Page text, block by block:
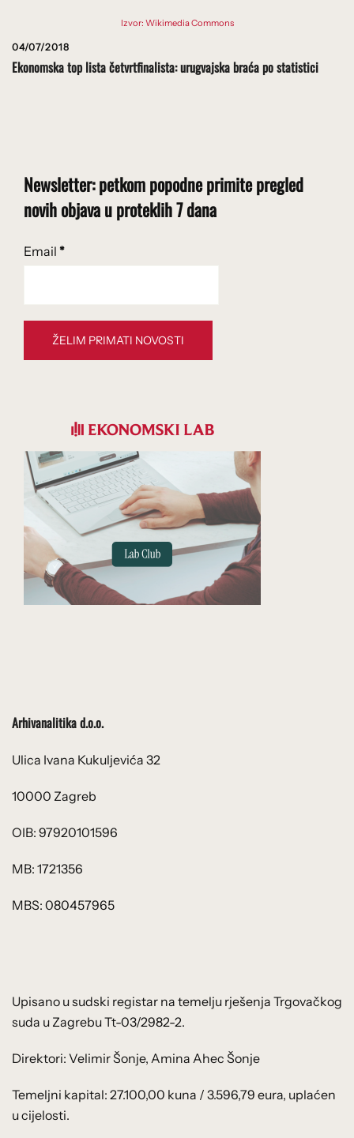
Izvor: Wikimedia Commons
04/07/2018
Ekonomska top lista četvrtfinalista: urugvajska braća po statistici
Newsletter: petkom popodne primite pregled
novih objava u proteklih 7 dana
Email *
Arhivanalitika d.o.o.
Ulica Ivana Kukuljevića 32
10000 Zagreb
OIB: 97920101596
MB: 1721356
MBS: 080457965
Upisano u sudski registar na temelju rješenja Trgovačkog
suda u Zagrebu Tt-03/2982-2.
Direktori: Velimir Šonje, Amina Ahec Šonje
Temeljni kapital: 27.100,00 kuna / 3.596,79 eura, uplaćen
u cijelosti.